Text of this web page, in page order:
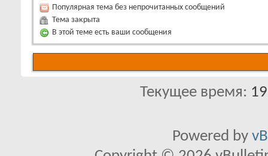
Популярная тема без непрочитанных сообщений
Тема закрыта
В этой теме есть ваши сообщения
Текущее время:
Powered by